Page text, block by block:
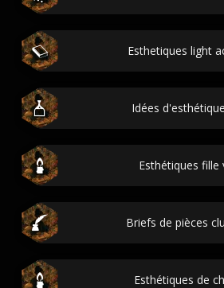
Esthetiques light
Idées
Esthétiques fille
Briefs de pièces
Esthétiques de